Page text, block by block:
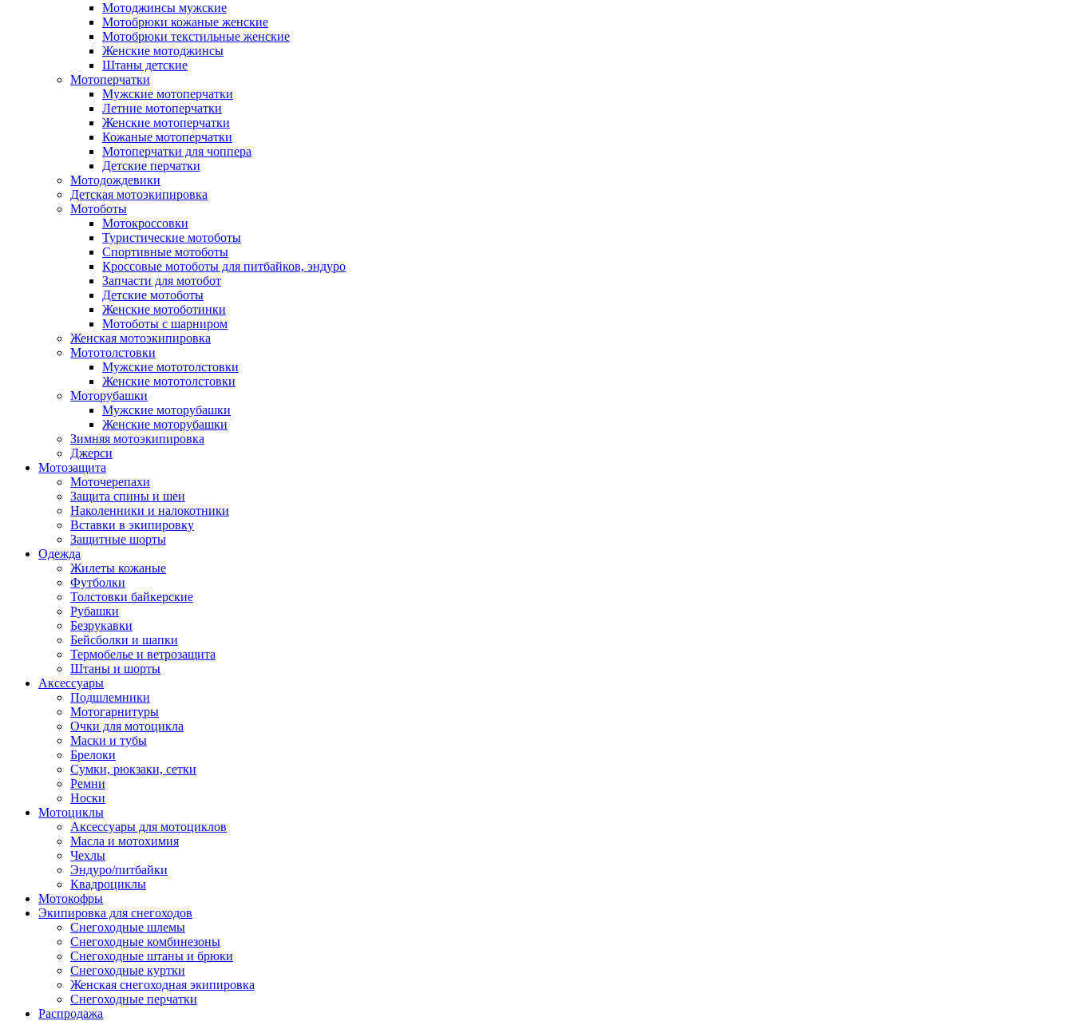
Мотоджинсы мужские
Мотобрюки кожаные женские
Мотобрюки текстильные женские
Женские мотоджинсы
Штаны детские
Мотоперчатки
Мужские мотоперчатки
Летние мотоперчатки
Женские мотоперчатки
Кожаные мотоперчатки
Мотоперчатки для чоппера
Детские перчатки
Мотодождевики
Детская мотоэкипировка
Мотоботы
Мотокроссовки
Туристические мотоботы
Спортивные мотоботы
Кроссовые мотоботы для питбайков, эндуро
Запчасти для мотобот
Детские мотоботы
Женские мотоботинки
Мотоботы с шарниром
Женская мотоэкипировка
Мототолстовки
Мужские мототолстовки
Женские мототолстовки
Моторубашки
Мужские моторубашки
Женские моторубашки
Зимняя мотоэкипировка
Джерси
Мотозащита
Моточерепахи
Защита спины и шеи
Наколенники и налокотники
Вставки в экипировку
Защитные шорты
Одежда
Жилеты кожаные
Футболки
Толстовки байкерские
Рубашки
Безрукавки
Бейсболки и шапки
Термобелье и ветрозащита
Штаны и шорты
Аксессуары
Подшлемники
Мотогарнитуры
Очки для мотоцикла
Маски и тубы
Брелоки
Сумки, рюкзаки, сетки
Ремни
Носки
Мотоциклы
Аксессуары для мотоциклов
Масла и мотохимия
Чехлы
Эндуро/питбайки
Квадроциклы
Мотокофры
Экипировка для снегоходов
Снегоходные шлемы
Снегоходные комбинезоны
Снегоходные штаны и брюки
Снегоходные куртки
Женская снегоходная экипировка
Снегоходные перчатки
Распродажа